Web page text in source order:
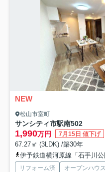
NEW
松山市室町
サンシティ市駅南502
1,990万円 7月15日 値下げ
67.27㎡ (3LDK) /築30年
伊予鉄道横河原線「石手川
リフォーム済 オープンハウス